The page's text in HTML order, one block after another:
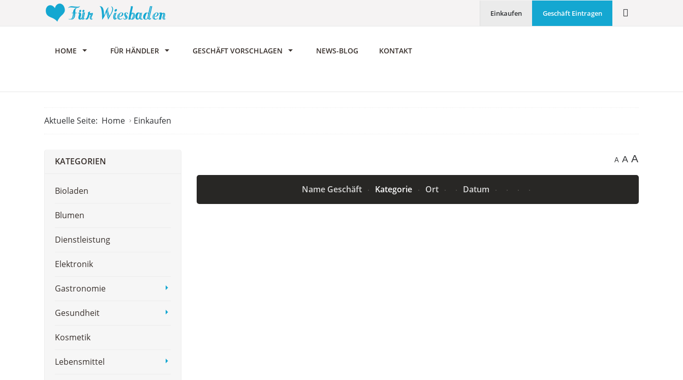
Einkaufen Geschäft Eintragen
HOME FÜR HÄNDLER GESCHÄFT VORSCHLAGEN NEWS-BLOG KONTAKT
Aktuelle Seite: Home Einkaufen
A A A
Name Geschäft Kategorie Ort Datum
KATEGORIEN
Bioladen
Blumen
Dienstleistung
Elektronik
Gastronomie
Gesundheit
Kosmetik
Lebensmittel